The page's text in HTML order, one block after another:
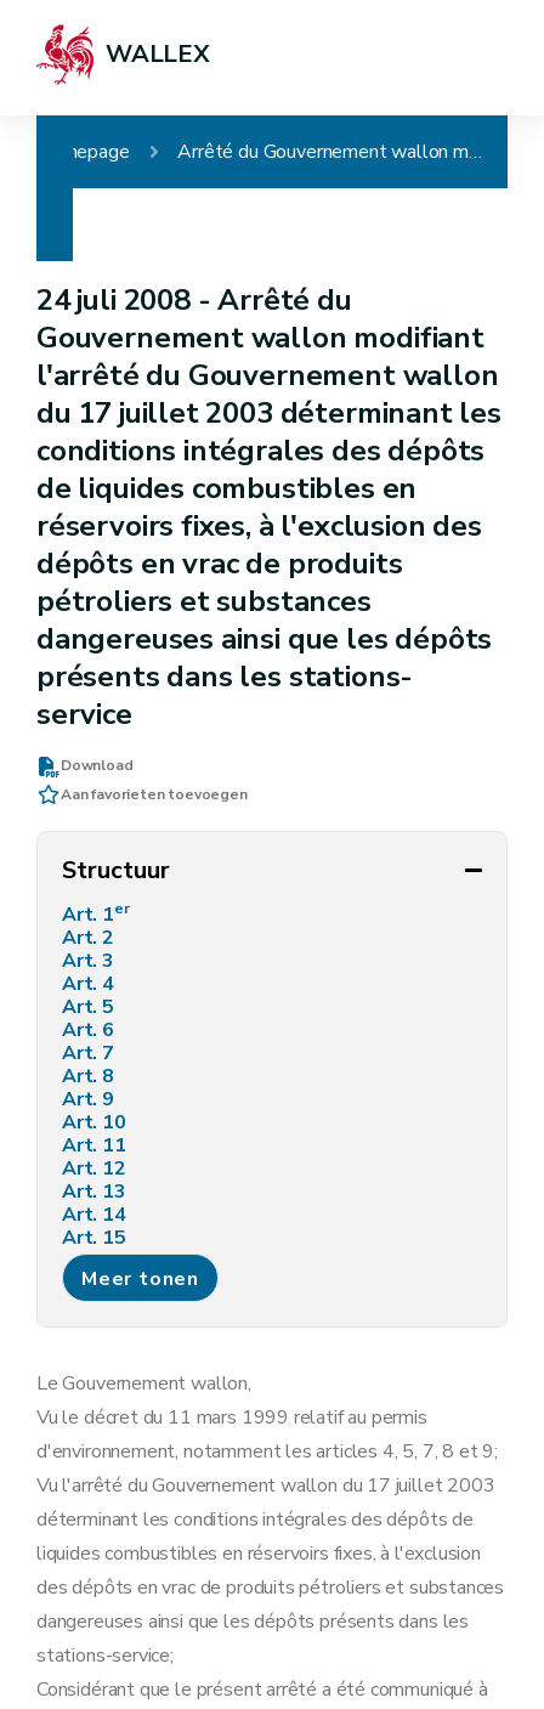
WALLEX
Homepage Arrêté du Gouvernement wallon modifiant l'arrêté du Gouvernement wallon du 17 juillet 2003 déterminant les conditions intégrales des dépôts de liquides combustibles en réservoirs fixes, à l'exclusion des dépôts en vrac de produits pétroliers et substances dangereuses ainsi que les dépôts présents dans les stations-service
24 juli 2008 -Arrêté du
Gouvernement wallon modifiant
l'arrêté du Gouvernement wallon
du 17 juillet 2003 déterminant les
conditions intégrales des dépôts
de liquides combustibles en
réservoirs fixes, à l'exclusion des
dépôts en vrac de produits
pétroliers et substances
dangereuses ainsi que les dépôts
présents dans les stations-
service
Download
Aan favorieten toevoegen
Structuur
Art. 1er
Art. 2
Art. 3
Art. 4
Art. 5
Art. 6
Art. 7
Art. 8
Art. 9
Art. 10
Art. 11
Art. 12
Art. 13
Art. 14
Art. 15
Art. 16
Art. 17
Art. 18
Art. 21
Art. 23
Art. 24
Art. 26
Art. 27
Art. 29
Art. 30
Art. 32
Art. 33
Art. 34
Meer tonen
Le Gouvernement wallon,
Vu le décret du 11 mars 1999 relatif au permis
d'environnement, notamment les articles 4, 5, 7, 8 et 9;
Vu l'arrêté du Gouvernement wallon du 17 juillet 2003
déterminant les conditions intégrales des dépôts de
liquides combustibles en réservoirs fixes, à l'exclusion
des dépôts en vrac de produits pétroliers et substances
dangereuses ainsi que les dépôts présents dans les
stations-service;
Considérant que le présent arrêté a été communiqué à